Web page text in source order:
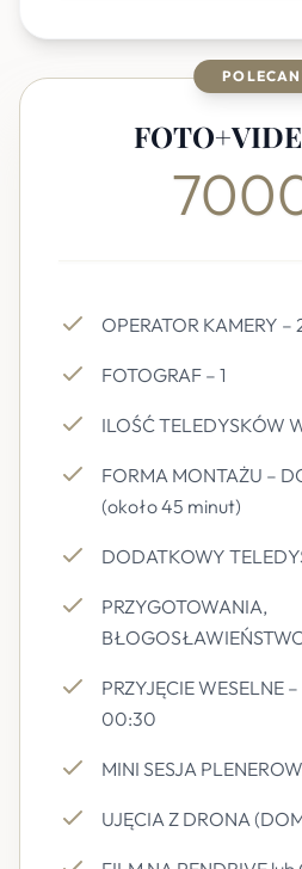
OPERATOR KAMERY –
FOTOGRAF – 1
ILOŚĆ TELEDYSKÓW
FORMA MONTAŻU –
(około 45 minut)
DODATKOWY
PRZYGOTOWANIA,
PRZYJĘCIE WESELNE
00:30
MINI SESJA
UJĘCIA Z DRONA